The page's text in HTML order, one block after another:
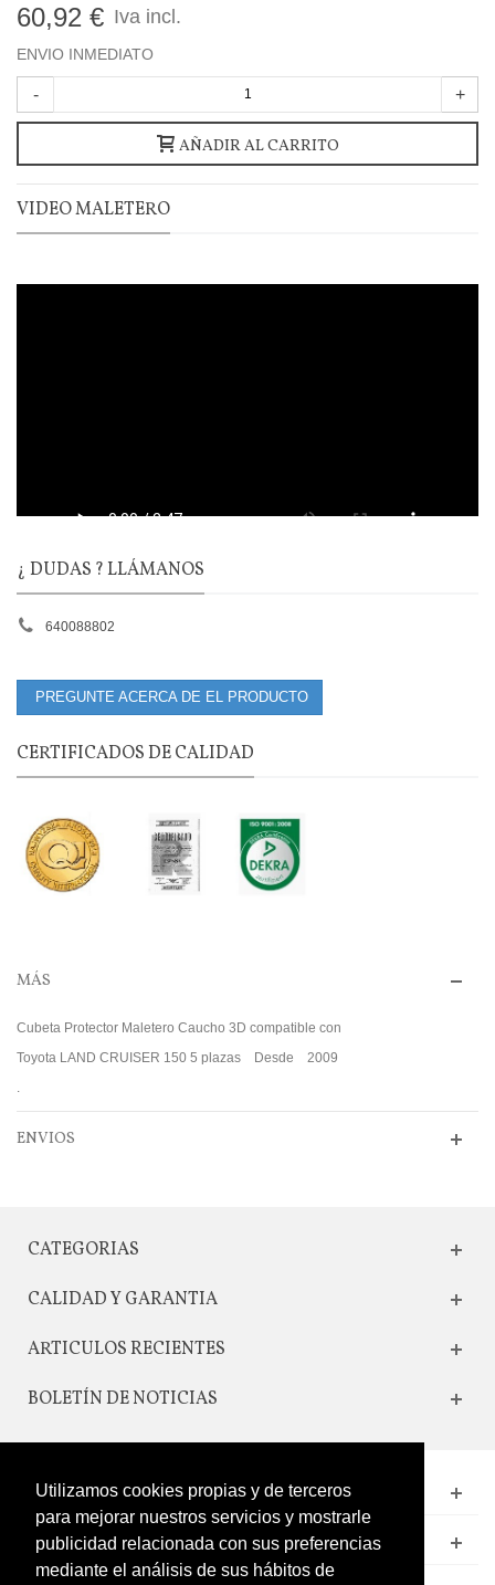
Utilizamos cookies propias y de terceros
para mejorar nuestros servicios y mostrarle
publicidad relacionada con sus preferencias
mediante el análisis de sus hábitos de
60,92 € Iva incl.
ENVIO INMEDIATO
- +
AÑADIR AL CARRITO
VIDEO MALETERO
¿ DUDAS ? LLÁMANOS
640088802
PREGUNTE ACERCA DE EL PRODUCTO
CERTIFICADOS DE CALIDAD
MÁS
Cubeta Protector Maletero Caucho 3D compatible con
Toyota LAND CRUISER 150 5 plazas Desde 2009
.
ENVIOS
CATEGORIAS
CALIDAD Y GARANTIA
ARTICULOS RECIENTES
BOLETÍN DE NOTICIAS
CONTACTO
LEGAL